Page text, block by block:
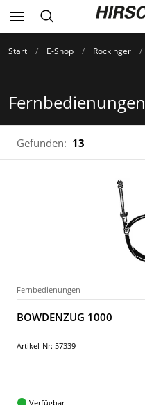
Start E-Shop Rockinger
Fernbedienungen
Gefunden: 13
Fernbedienungen
BOWDENZUG 1000
Artikel-Nr: 57339
Verfügbar